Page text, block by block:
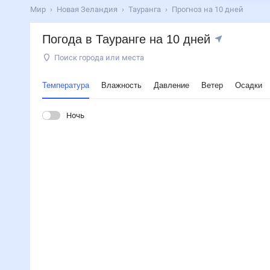
Мир Новая Зеландия Тауранга Прогноз на 10 дней
Погода в Тауранге на 10 дней
Поиск города или места
Температура Влажность Давление Ветер Осадки
Ночь